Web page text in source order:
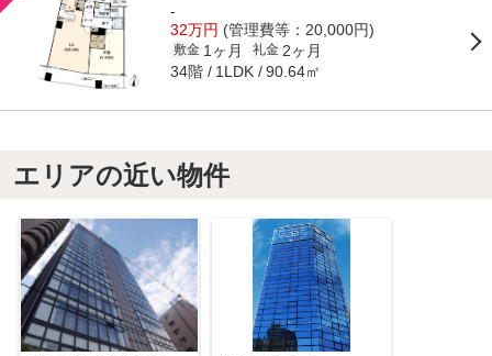
-
32万円 (管理費等：20,000円)
敷金 1ヶ月 礼金 2ヶ月
34階 1LDK 90.64㎡
エリアの近い物件